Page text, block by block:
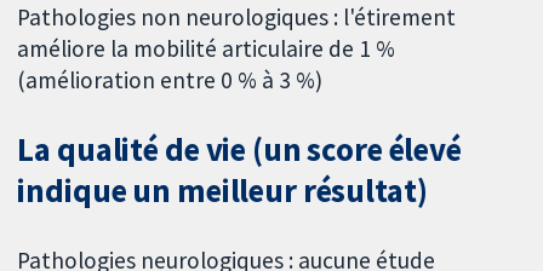
Pathologies non neurologiques : l'étirement
améliore la mobilité articulaire de 1 %
(amélioration entre 0 % à 3 %)
La qualité de vie (un score élevé
indique un meilleur résultat)
Pathologies neurologiques : aucune étude